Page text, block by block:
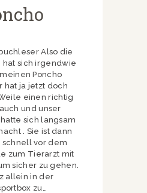
Also die
sich irgendwie
Poncho
hat ja jetzt doch
einen richtig
und unser
sich langsam
. Sie ist dann
schnell vor dem
zum Tierarzt mit
sicher zu gehen.
allein in der
zu…